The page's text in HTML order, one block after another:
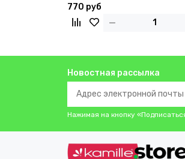
770 руб
Новостная рассылка
Нажимая на кнопку